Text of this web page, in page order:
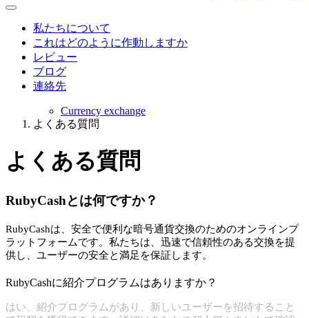
私たちについて
これはどのように作動しますか
レビュー
ブログ
連絡先
Currency exchange
よくある質問
よくある質問
RubyCashとは何ですか？
RubyCashは、安全で便利な暗号通貨交換のためのオンラインプ
ラットフォームです。私たちは、迅速で信頼性のある交換を提
供し、ユーザーの安全と満足を保証します。
RubyCashに紹介プログラムはありますか？
はい、紹介プログラムがあり、新しいユーザーを招待すること